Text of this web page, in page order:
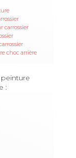
carrossier
choc arrière
peinture
: